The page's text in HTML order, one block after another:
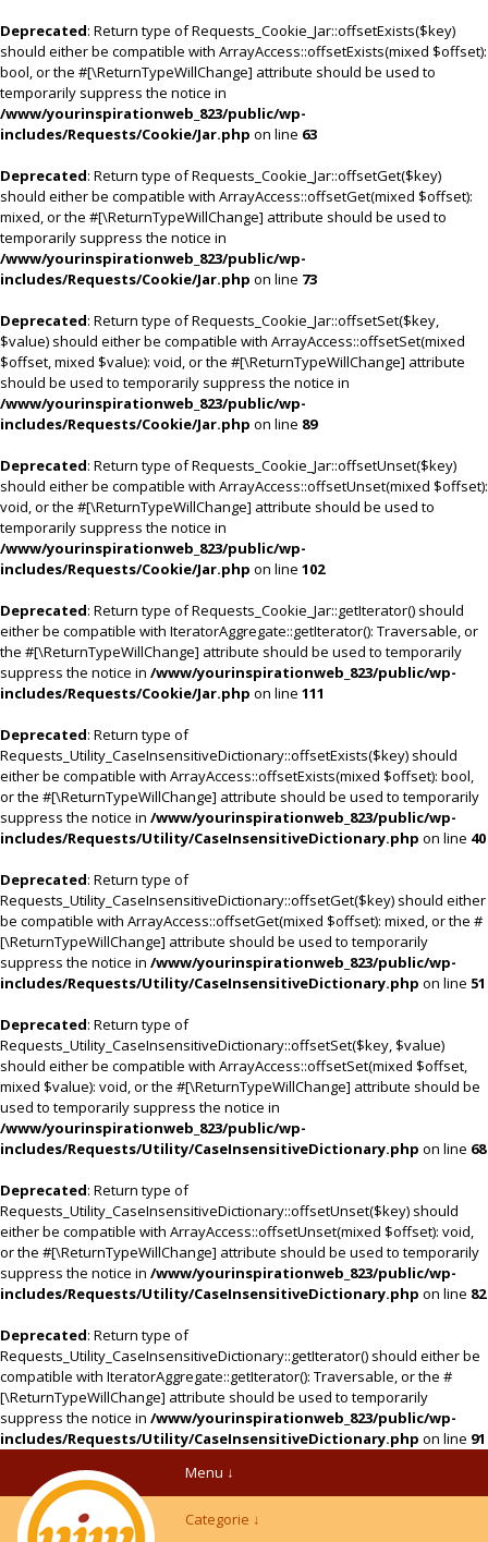
Deprecated: Return type of Requests_Cookie_Jar::offsetExists($key)
should either be compatible with ArrayAccess::offsetExists(mixed $offset):
bool, or the #[\ReturnTypeWillChange] attribute should be used to
temporarily suppress the notice in
/www/yourinspirationweb_823/public/wp-
includes/Requests/Cookie/Jar.php on line 63
Deprecated: Return type of Requests_Cookie_Jar::offsetGet($key)
should either be compatible with ArrayAccess::offsetGet(mixed $offset):
mixed, or the #[\ReturnTypeWillChange] attribute should be used to
temporarily suppress the notice in
/www/yourinspirationweb_823/public/wp-
includes/Requests/Cookie/Jar.php on line 73
Deprecated: Return type of Requests_Cookie_Jar::offsetSet($key,
$value) should either be compatible with ArrayAccess::offsetSet(mixed
$offset, mixed $value): void, or the #[\ReturnTypeWillChange] attribute
should be used to temporarily suppress the notice in
/www/yourinspirationweb_823/public/wp-
includes/Requests/Cookie/Jar.php on line 89
Deprecated: Return type of Requests_Cookie_Jar::offsetUnset($key)
should either be compatible with ArrayAccess::offsetUnset(mixed $offset):
void, or the #[\ReturnTypeWillChange] attribute should be used to
temporarily suppress the notice in
/www/yourinspirationweb_823/public/wp-
includes/Requests/Cookie/Jar.php on line 102
Deprecated: Return type of Requests_Cookie_Jar::getIterator() should
either be compatible with IteratorAggregate::getIterator(): Traversable, or
the #[\ReturnTypeWillChange] attribute should be used to temporarily
suppress the notice in /www/yourinspirationweb_823/public/wp-
includes/Requests/Cookie/Jar.php on line 111
Deprecated: Return type of
Requests_Utility_CaseInsensitiveDictionary::offsetExists($key) should
either be compatible with ArrayAccess::offsetExists(mixed $offset): bool,
or the #[\ReturnTypeWillChange] attribute should be used to temporarily
suppress the notice in /www/yourinspirationweb_823/public/wp-
includes/Requests/Utility/CaseInsensitiveDictionary.php on line 40
Deprecated: Return type of
Requests_Utility_CaseInsensitiveDictionary::offsetGet($key) should either
be compatible with ArrayAccess::offsetGet(mixed $offset): mixed, or the #
[\ReturnTypeWillChange] attribute should be used to temporarily
suppress the notice in /www/yourinspirationweb_823/public/wp-
includes/Requests/Utility/CaseInsensitiveDictionary.php on line 51
Deprecated: Return type of
Requests_Utility_CaseInsensitiveDictionary::offsetSet($key, $value)
should either be compatible with ArrayAccess::offsetSet(mixed $offset,
mixed $value): void, or the #[\ReturnTypeWillChange] attribute should be
used to temporarily suppress the notice in
/www/yourinspirationweb_823/public/wp-
includes/Requests/Utility/CaseInsensitiveDictionary.php on line 68
Deprecated: Return type of
Requests_Utility_CaseInsensitiveDictionary::offsetUnset($key) should
either be compatible with ArrayAccess::offsetUnset(mixed $offset): void,
or the #[\ReturnTypeWillChange] attribute should be used to temporarily
suppress the notice in /www/yourinspirationweb_823/public/wp-
includes/Requests/Utility/CaseInsensitiveDictionary.php on line 82
Deprecated: Return type of
Requests_Utility_CaseInsensitiveDictionary::getIterator() should either be
compatible with IteratorAggregate::getIterator(): Traversable, or the #
[\ReturnTypeWillChange] attribute should be used to temporarily
suppress the notice in /www/yourinspirationweb_823/public/wp-
includes/Requests/Utility/CaseInsensitiveDictionary.php on line 91
Menu ↓
Categorie ↓